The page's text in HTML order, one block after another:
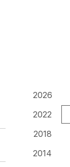
2026
2022
2018
2014